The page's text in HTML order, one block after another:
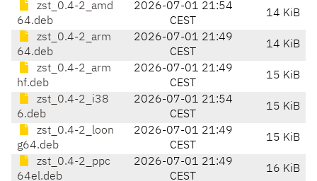
zst_0.4-2_amd
64.deb
2026-07-01 21:54
CEST
14 KiB
zst_0.4-2_arm
64.deb
2026-07-01 21:49
CEST
14 KiB
zst_0.4-2_arm
hf.deb
2026-07-01 21:49
CEST
15 KiB
zst_0.4-2_i38
6.deb
2026-07-01 21:54
CEST
15 KiB
zst_0.4-2_loon
g64.deb
2026-07-01 21:49
CEST
15 KiB
zst_0.4-2_ppc
64el.deb
2026-07-01 21:49
CEST
16 KiB